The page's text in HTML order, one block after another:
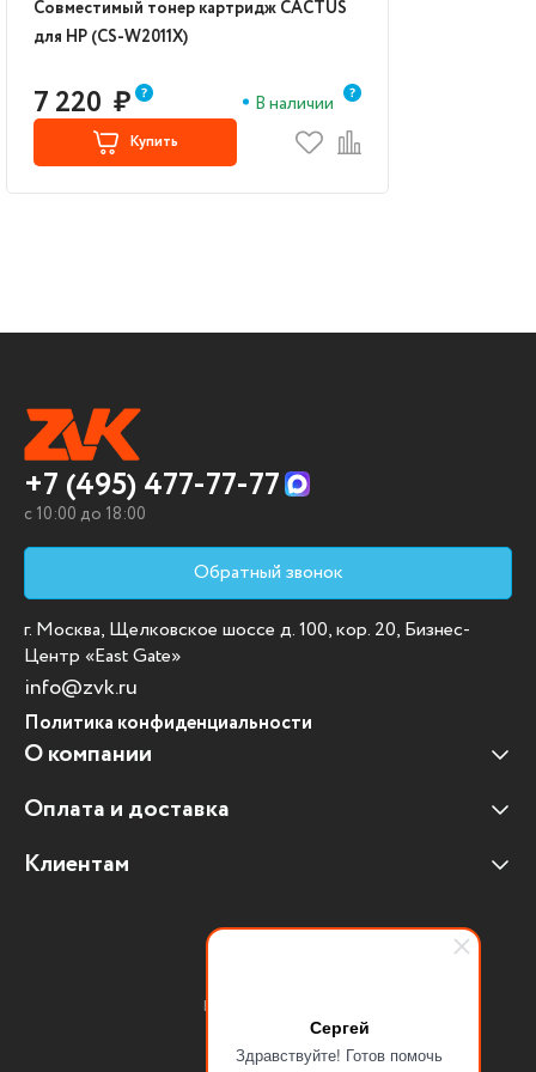
Сергей
Здравствуйте! Готов помочь
Совместимый тонер картридж CACTUS
для HP (CS-W2011X)
7 220 ₽ В наличии
Купить
+7 (495) 477-77-77
c 10:00 до 18:00
Обратный звонок
г. Москва, Щелковское шоссе д. 100, кор. 20, Бизнес-
Центр «East Gate»
info@zvk.ru
Политика конфиденциальности
О компании
Наши клиенты
Отзывы клиентов
Оплата и доставка
Оплата и доставка
Клиентам
Мультимедийное оборудование
Присоединяйтесь: